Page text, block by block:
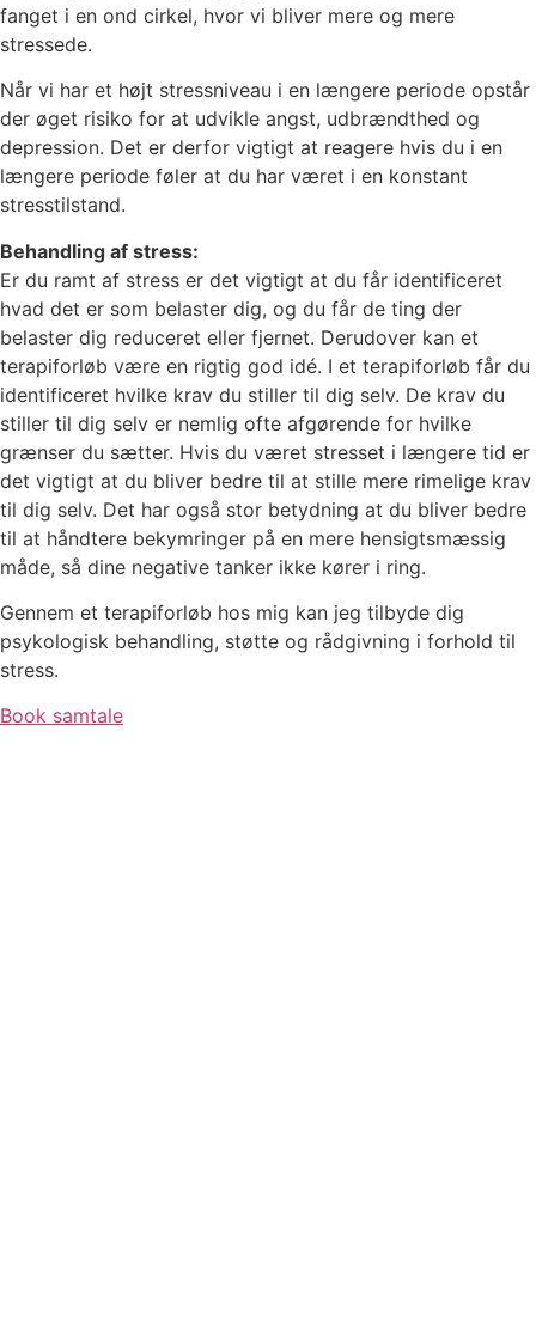
fanget i en ond cirkel, hvor vi bliver mere og mere
stressede.
Når vi har et højt stressniveau i en længere periode opstår
der øget risiko for at udvikle angst, udbrændthed og
depression. Det er derfor vigtigt at reagere hvis du i en
længere periode føler at du har været i en konstant
stresstilstand.
Behandling af stress:
Er du ramt af stress er det vigtigt at du får identificeret
hvad det er som belaster dig, og du får de ting der
belaster dig reduceret eller fjernet. Derudover kan et
terapiforløb være en rigtig god idé. I et terapiforløb får du
identificeret hvilke krav du stiller til dig selv. De krav du
stiller til dig selv er nemlig ofte afgørende for hvilke
grænser du sætter. Hvis du været stresset i længere tid er
det vigtigt at du bliver bedre til at stille mere rimelige krav
til dig selv. Det har også stor betydning at du bliver bedre
til at håndtere bekymringer på en mere hensigtsmæssig
måde, så dine negative tanker ikke kører i ring.
Gennem et terapiforløb hos mig kan jeg tilbyde dig
psykologisk behandling, støtte og rådgivning i forhold til
stress.
Book samtale